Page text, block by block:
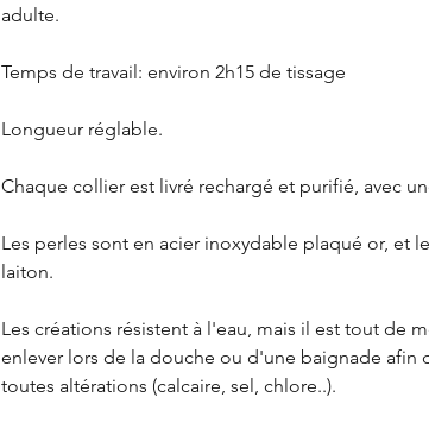
adulte.
Temps de travail: environ 2h15 de tissage
Longueur réglable.
Chaque collier est livré rechargé et purifié, avec
Les perles sont en acier inoxydable plaqué or, et
laiton.
Les créations résistent à l'eau, mais il est tout de
enlever lors de la douche ou d'une baignade afin
toutes altérations (calcaire, sel, chlore..).